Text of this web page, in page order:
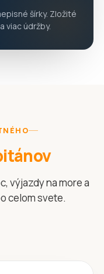
šírky. Zložité
viac údržby.
výjazdy na more a
celom svete.